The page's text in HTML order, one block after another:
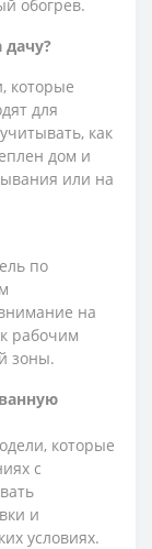
обогрев.
которые
для
как
дом и
или на
по
на
рабочим
зоны.
которые
с
и
условиях.